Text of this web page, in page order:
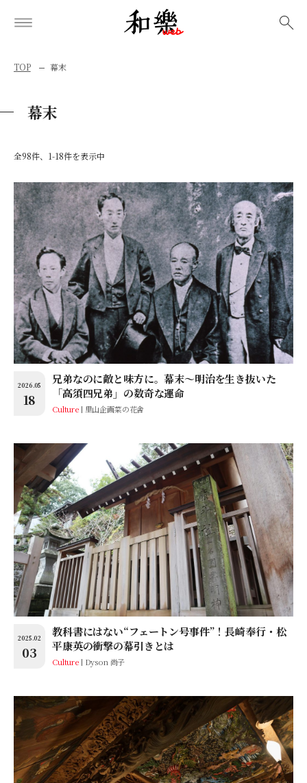
TOP 幕末
幕末
全98件、1-18件を表示中
2026.05
18
兄弟なのに敵と味方に。幕末～明治を生き抜いた
「高須四兄弟」の数奇な運命
Culture 里山企画菜の花舎
2025.02
03
教科書にはない“フェートン号事件”！長崎奉行・松
平康英の衝撃の幕引きとは
Culture Dyson 尚子